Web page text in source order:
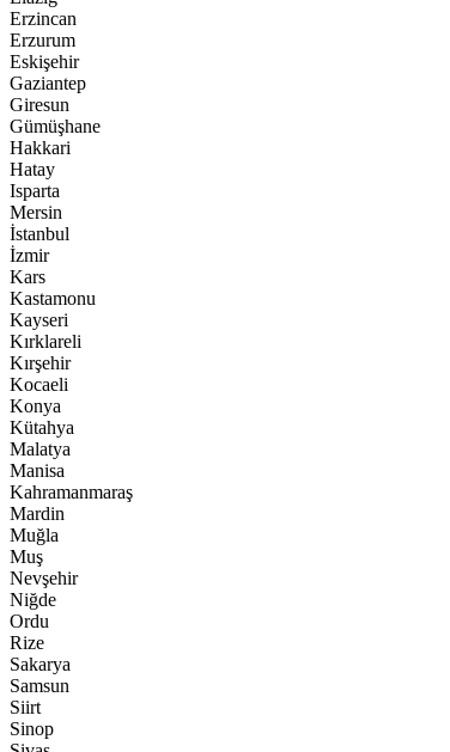
Erzincan
Erzurum
Eskişehir
Gaziantep
Giresun
Gümüşhane
Hakkari
Hatay
Isparta
Mersin
İstanbul
İzmir
Kars
Kastamonu
Kayseri
Kırklareli
Kırşehir
Kocaeli
Konya
Kütahya
Malatya
Manisa
Kahramanmaraş
Mardin
Muğla
Muş
Nevşehir
Niğde
Ordu
Rize
Sakarya
Samsun
Siirt
Sinop